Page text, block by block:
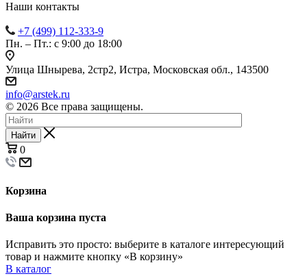
Наши контакты
+7 (499) 112-333-9
Пн. – Пт.: с 9:00 до 18:00
Улица Шнырева, 2стр2, Истра, Московская обл., 143500
info@arstek.ru
© 2026 Все права защищены.
Найти
0
Корзина
Ваша корзина пуста
Исправить это просто: выберите в каталоге интересующий
товар и нажмите кнопку «В корзину»
В каталог